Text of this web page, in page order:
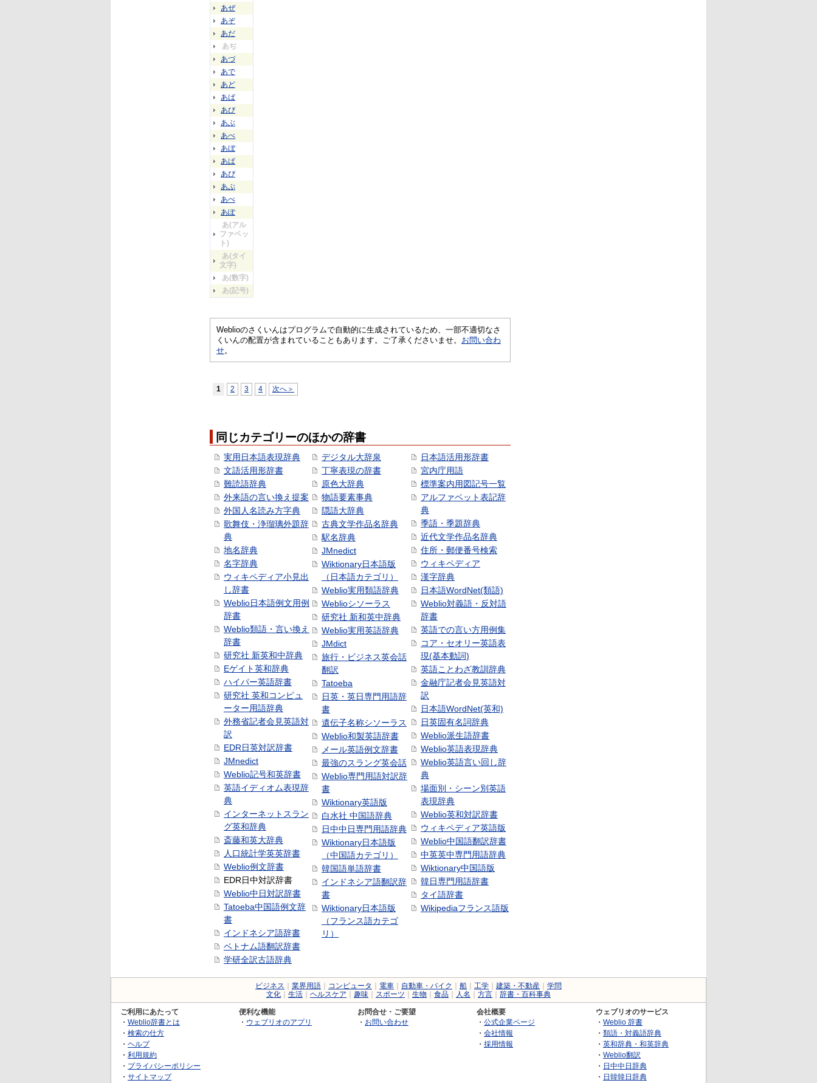
あぜ
あぞ
あだ
あぢ
あづ
あで
あど
あば
あび
あぶ
あべ
あぼ
あぱ
あぴ
あぷ
あぺ
あぽ
あ(アル
ファベッ
ト)
あ(タイ
文字)
あ(数字)
あ(記号)
Weblioのさくいんはプログラムで自動的に生成されているため、一部不適切なさ
くいんの配置が含まれていることもあります。ご了承くださいませ。 お問い合わ
せ。
1 2 3 4 次へ＞
同じカテゴリーのほかの辞書
実用日本語表現辞典
文語活用形辞書
難読語辞典
外来語の言い換え提案
外国人名読み方字典
歌舞伎・浄瑠璃外題辞
典
地名辞典
名字辞典
ウィキペディア小見出
し辞書
Weblio日本語例文用例
辞書
Weblio類語・言い換え
辞書
研究社 新英和中辞典
Eゲイト英和辞典
ハイパー英語辞書
研究社 英和コンピュ
ーター用語辞典
外務省記者会見英語対
訳
EDR日英対訳辞書
JMnedict
Weblio記号和英辞書
英語イディオム表現辞
典
インターネットスラン
グ英和辞典
斎藤和英大辞典
人口統計学英英辞書
Weblio例文辞書
EDR日中対訳辞書
Weblio中日対訳辞書
Tatoeba中国語例文辞
書
インドネシア語辞書
ベトナム語翻訳辞書
学研全訳古語辞典
デジタル大辞泉
丁寧表現の辞書
原色大辞典
物語要素事典
隠語大辞典
古典文学作品名辞典
駅名辞典
JMnedict
Wiktionary日本語版
（日本語カテゴリ）
Weblio実用類語辞典
Weblioシソーラス
研究社 新和英中辞典
Weblio実用英語辞典
JMdict
旅行・ビジネス英会話
翻訳
Tatoeba
日英・英日専門用語辞
書
遺伝子名称シソーラス
Weblio和製英語辞書
メール英語例文辞書
最強のスラング英会話
Weblio専門用語対訳辞
書
Wiktionary英語版
白水社 中国語辞典
日中中日専門用語辞典
Wiktionary日本語版
（中国語カテゴリ）
韓国語単語辞書
インドネシア語翻訳辞
書
Wiktionary日本語版
（フランス語カテゴ
リ）
日本語活用形辞書
宮内庁用語
標準案内用図記号一覧
アルファベット表記辞
典
季語・季題辞典
近代文学作品名辞典
住所・郵便番号検索
ウィキペディア
漢字辞典
日本語WordNet(類語)
Weblio対義語・反対語
辞書
英語での言い方用例集
コア・セオリー英語表
現(基本動詞)
英語ことわざ教訓辞典
金融庁記者会見英語対
訳
日本語WordNet(英和)
日英固有名詞辞典
Weblio派生語辞書
Weblio英語表現辞典
Weblio英語言い回し辞
典
場面別・シーン別英語
表現辞典
Weblio英和対訳辞書
ウィキペディア英語版
Weblio中国語翻訳辞書
中英英中専門用語辞典
Wiktionary中国語版
韓日専門用語辞書
タイ語辞書
Wikipediaフランス語版
ビジネス 業界用語 コンピュータ 電車 自動車・バイク 船 工学 建築・不動産
学問
文化
生活 ヘルスケア 趣味 スポーツ 生物 食品 人名 方言 辞書・百科事典
ご利用にあたって
・ Weblio辞書とは
・ 検索の仕方
・ ヘルプ
・ 利用規約
・ プライバシーポリシー
・ サイトマップ
便利な機能
・ ウェブリオのアプリ
お問合せ・ご要望
・ お問い合わせ
会社概要
・ 公式企業ページ
・ 会社情報
・ 採用情報
ウェブリオのサービス
・ Weblio 辞書
・ 類語・対義語辞典
・ 英和辞典・和英辞典
・ Weblio翻訳
・ 日中中日辞典
・ 日韓韓日辞典